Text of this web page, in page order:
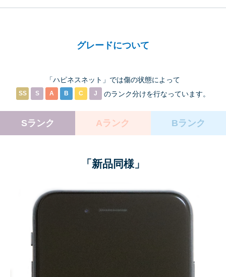
グレードについて
「ハピネスネット」では傷の状態によって
SS S A B C J のランク分けを行なっています。
Sランク Aランク Bランク
「新品同様」